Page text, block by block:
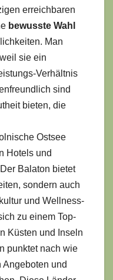
erreichbaren
bewusste Wahl
Man
sie ein
Verhältnis
sind
bieten, die
Ostsee
Hotels und
Balaton bietet
sondern auch
und Wellness-
zu einem Top-
Küsten und Inseln
punktet nach wie
und